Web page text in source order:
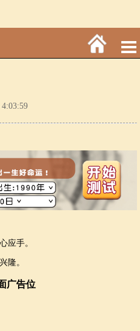
应手。
隆。
广告位